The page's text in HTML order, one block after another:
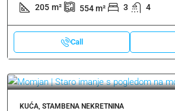
205 m² 554m² 3 4
Call
KUĆA, STAMBENA NEKRETNINA